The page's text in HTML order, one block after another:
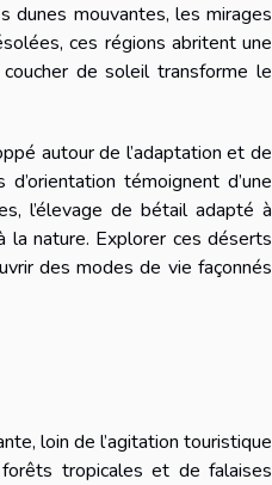
dunes mouvantes, les mirages
ces régions abritent une
de soleil transforme le
autour de l’adaptation et de
témoignent d’une
l’élevage de bétail adapté à
la nature. Explorer ces déserts
des modes de vie façonnés
loin de l’agitation touristique
tropicales et de falaises